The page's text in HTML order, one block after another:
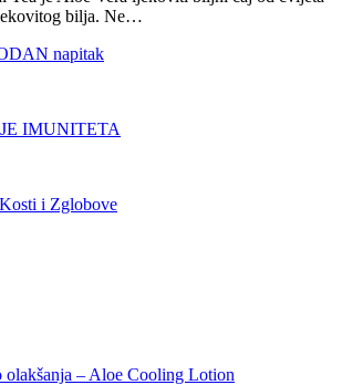
bilja. Ne…
napitak
IMUNITETA
i Zglobove
olakšanja – Aloe Cooling Lotion